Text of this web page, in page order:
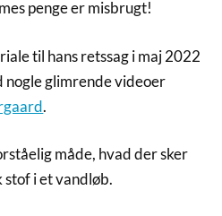
penge er misbrugt!
til hans retssag i maj 2022
nogle glimrende videoer
.
måde, hvad der sker
stof i et vandløb.